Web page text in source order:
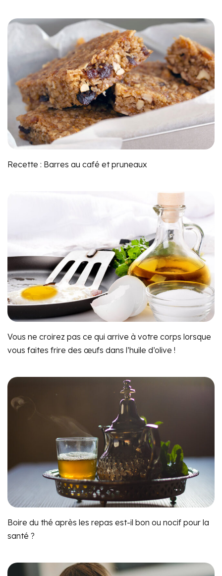
Recette : Barres au café et pruneaux
Vous ne croirez pas ce qui arrive à votre corps lorsque
vous faites frire des œufs dans l’huile d’olive !
Boire du thé après les repas est-il bon ou nocif pour la
santé ?